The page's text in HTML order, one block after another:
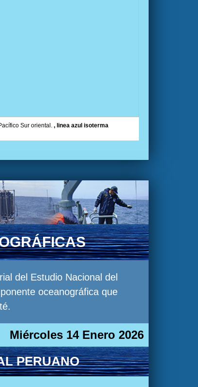
Sur oriental. , linea azul isoterma
del Estudio Nacional del
oceanográfica que
Miércoles 14 Enero 2026
PERUANO